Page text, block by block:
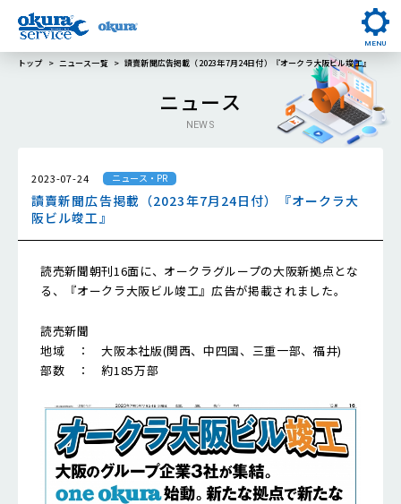
MENU
トップ ニュース一覧 讀賣新聞広告掲載（2023年7月24日付）『オークラ大阪ビル竣工』
ニュース
NEWS
2023-07-24 ニュース・PR
讀賣新聞広告掲載（2023年7月24日付）『オークラ大
阪ビル竣工』
読売新聞朝刊16面に、オークラグループの大阪新拠点とな
る、『オークラ大阪ビル竣工』広告が掲載されました。
読売新聞
地域 ： 大阪本社版(関西、中四国、三重一部、福井)
部数 ： 約185万部